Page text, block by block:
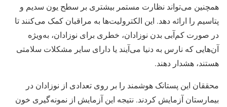
همچنین می‌تواند نظارت مستمر بیشتری بر سطح یون سدیم و
پتاسیم را ارائه دهد. این الکترولیت‌ها به مراقبان کمک می‌کنند تا
در صورت کم‌آبی بدن نوزادان، خطری برای نوزادان، به‌ویژه
آن‌هایی که نارس به دنیا می‌آیند یا دارای سایر مشکلات سلامتی
هستند، هشدار دهند.
محققان این پستانک هوشمند را بر روی تعدادی از نوزادان در
بیمارستان آزمایش کردند. نتیجه این آزمایش از نمونه‌گیری خون